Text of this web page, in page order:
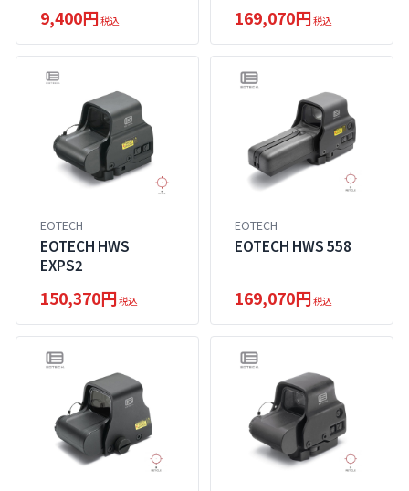
9,400円税込 169,070円税込
EOTECH
EOTECH HWS
EXPS2
150,370円税込
EOTECH
EOTECH HWS 558
169,070円税込